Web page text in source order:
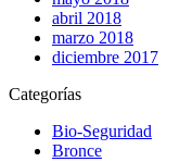
abril 2018
marzo 2018
diciembre 2017
Categorías
Bio-Seguridad
Bronce